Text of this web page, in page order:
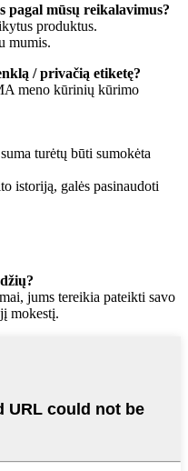
pagal mūsų reikalavimus?
produktus.
mumis.
/ privačią etiketę?
meno kūrinių kūrimo
turėtų būti sumokėta
istoriją, galės pasinaudoti
jums tereikia pateikti savo
mokestį.